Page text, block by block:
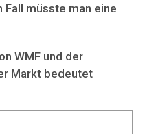
Fall müsste man eine
WMF und der
Markt bedeutet